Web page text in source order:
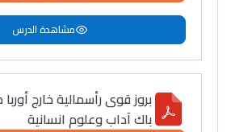
مشاهدة الدرس
باك آداب وعلوم انسانية